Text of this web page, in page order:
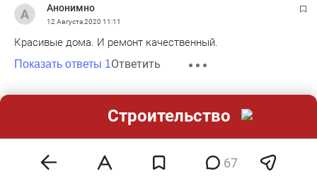
Анонимно
12 Августа 2020 11:11
Красивые дома. И ремонт качественный.
Показать ответы 1Ответить
11:15
У меня в деревне есть участок земли можно там
построить ? Хочу один этаж 150 квадратов .
Показать ответы 1Ответить
67
Строительство